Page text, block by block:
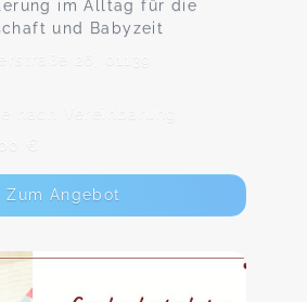
im Alltag für die
und Babyzeit
26, 01139
nach Vereinbarung
€
Zum Angebot